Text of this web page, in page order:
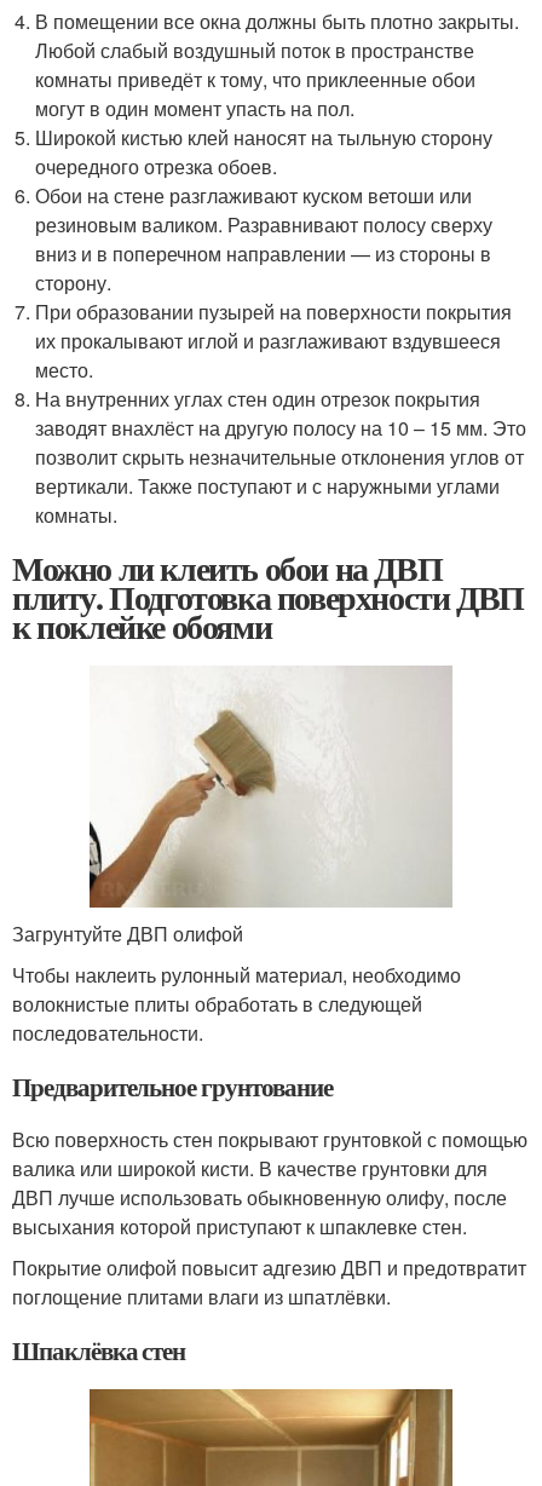
В помещении все окна должны быть плотно закрыты.
Любой слабый воздушный поток в пространстве
комнаты приведёт к тому, что приклеенные обои
могут в один момент упасть на пол.
Широкой кистью клей наносят на тыльную сторону
очередного отрезка обоев.
Обои на стене разглаживают куском ветоши или
резиновым валиком. Разравнивают полосу сверху
вниз и в поперечном направлении — из стороны в
сторону.
При образовании пузырей на поверхности покрытия
их прокалывают иглой и разглаживают вздувшееся
место.
На внутренних углах стен один отрезок покрытия
заводят внахлёст на другую полосу на 10 – 15 мм. Это
позволит скрыть незначительные отклонения углов от
вертикали. Также поступают и с наружными углами
комнаты.
Можно ли клеить обои на ДВП
плиту. Подготовка поверхности ДВП
к поклейке обоями
Загрунтуйте ДВП олифой
Чтобы наклеить рулонный материал, необходимо
волокнистые плиты обработать в следующей
последовательности.
Предварительное грунтование
Всю поверхность стен покрывают грунтовкой с помощью
валика или широкой кисти. В качестве грунтовки для
ДВП лучше использовать обыкновенную олифу, после
высыхания которой приступают к шпаклевке стен.
Покрытие олифой повысит адгезию ДВП и предотвратит
поглощение плитами влаги из шпатлёвки.
Шпаклёвка стен